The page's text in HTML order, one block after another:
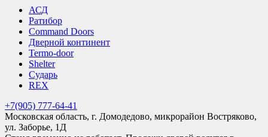
АСД
Ратибор
Command Doors
Дверной континент
Termo-door
Shelter
Сударь
REX
+7(905) 777-64-41
Московская область, г. Домодедово, микрорайон Востряково,
ул. Заборье, 1Д